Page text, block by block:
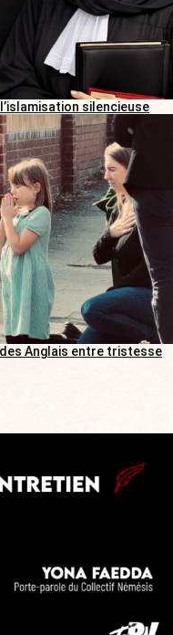
silencieuse
des Anglais entre tristesse